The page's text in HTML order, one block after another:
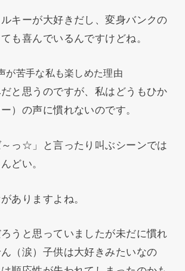
キーが大好きだし、変身バンクの
も喜んでいるんですけどね。
が苦手な私も楽しめた理由
と思うのですが、私はどうもひか
）の声に慣れないのです。
っ☆」と言ったり叫ぶシーンでは
どい。
ありますよね。
うと思っていましたが未だに慣れ
（涙）子供は大好きみたいなの